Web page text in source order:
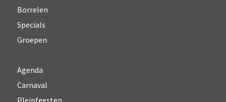
Borrelen
Specials
Groepen
Agenda
Carnaval
Pleinfeesten